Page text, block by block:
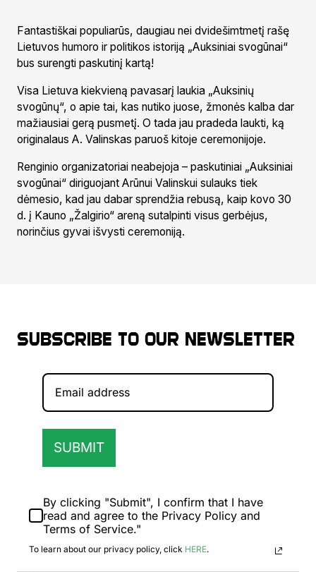
Fantastiškai populiarūs, daugiau nei dvidešimtmetį rašę
Lietuvos humoro ir politikos istoriją „Auksiniai svogūnai“
bus surengti paskutinį kartą!
Visa Lietuva kiekvieną pavasarį laukia „Auksinių
svogūnų“, o apie tai, kas nutiko juose, žmonės kalba dar
mažiausiai gerą pusmetį. O tada jau pradeda laukti, ką
originalaus A. Valinskas paruoš kitoje ceremonijoje.
Renginio organizatoriai neabejoja – paskutiniai „Auksiniai
svogūnai“ diriguojant Arūnui Valinskui sulauks tiek
dėmesio, kad jau dabar sprendžia rebusą, kaip kovo 30
d. į Kauno „Žalgirio“ areną sutalpinti visus gerbėjus,
norinčius gyvai išvysti ceremoniją.
Subscribe to our newsletter
SUBMIT
By clicking "Submit", I confirm that I have
read and agree to the Privacy Policy and
Terms of Service."
To learn about our privacy policy, click HERE.